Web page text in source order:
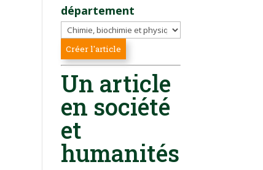
département
Un article
en société
et
humanités